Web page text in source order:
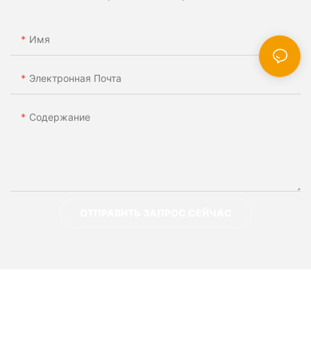
Имя
Электронная Почта
Содержание